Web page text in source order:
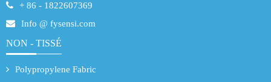
+ 86 - 1822607369
Info @ fysensi.com
NON - TISSÉ
Polypropylene Fabric